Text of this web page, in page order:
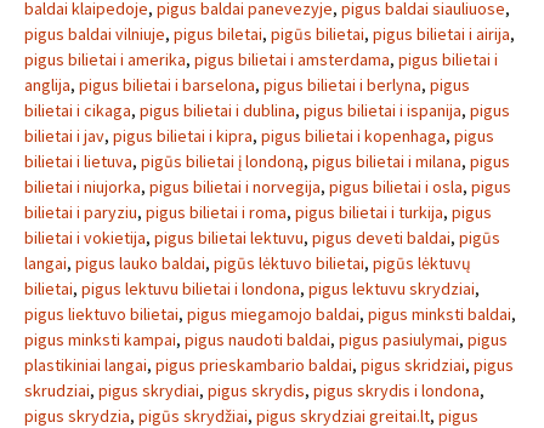
baldai klaipedoje, pigus baldai panevezyje, pigus baldai siauliuose,
pigus baldai vilniuje, pigus biletai, pigūs bilietai, pigus bilietai i airija,
pigus bilietai i amerika, pigus bilietai i amsterdama, pigus bilietai i
anglija, pigus bilietai i barselona, pigus bilietai i berlyna, pigus
bilietai i cikaga, pigus bilietai i dublina, pigus bilietai i ispanija, pigus
bilietai i jav, pigus bilietai i kipra, pigus bilietai i kopenhaga, pigus
bilietai i lietuva, pigūs bilietai į londoną, pigus bilietai i milana, pigus
bilietai i niujorka, pigus bilietai i norvegija, pigus bilietai i osla, pigus
bilietai i paryziu, pigus bilietai i roma, pigus bilietai i turkija, pigus
bilietai i vokietija, pigus bilietai lektuvu, pigus deveti baldai, pigūs
langai, pigus lauko baldai, pigūs lėktuvo bilietai, pigūs lėktuvų
bilietai, pigus lektuvu bilietai i londona, pigus lektuvu skrydziai,
pigus liektuvo bilietai, pigus miegamojo baldai, pigus minksti baldai,
pigus minksti kampai, pigus naudoti baldai, pigus pasiulymai, pigus
plastikiniai langai, pigus prieskambario baldai, pigus skridziai, pigus
skrudziai, pigus skrydiai, pigus skrydis, pigus skrydis i londona,
pigus skrydzia, pigūs skrydžiai, pigus skrydziai greitai.lt, pigus